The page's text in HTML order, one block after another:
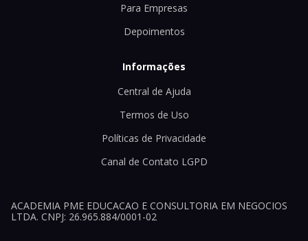
Para Empresas
Depoimentos
Informações
Central de Ajuda
Termos de Uso
Políticas de Privacidade
Canal de Contato LGPD
ACADEMIA PME EDUCACAO E CONSULTORIA EM NEGOCIOS
LTDA. CNPJ: 26.965.884/0001-02